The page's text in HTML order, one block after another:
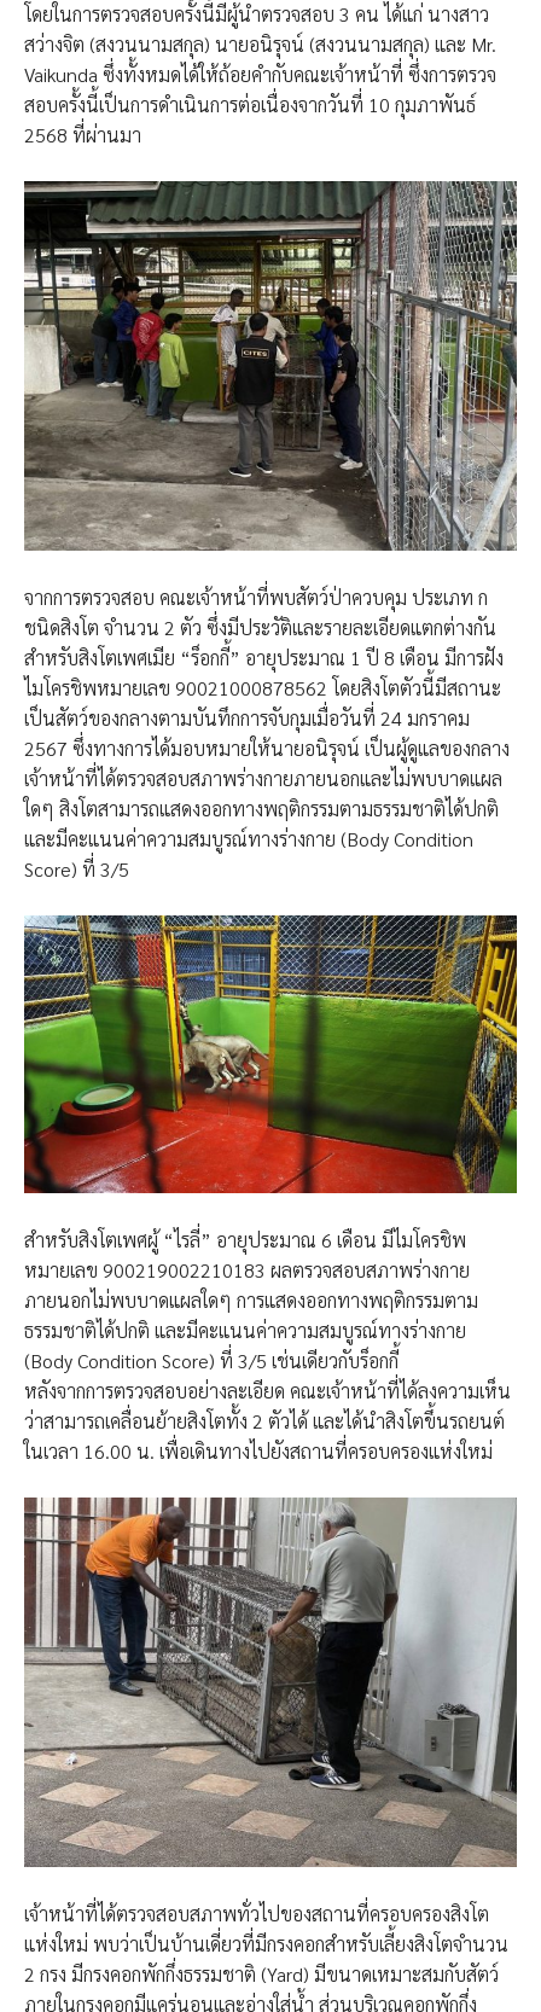
โดยในการตรวจสอบครั้งนี้มีผู้นำตรวจสอบ 3 คน ได้แก่ นางสาว
สว่างจิต (สงวนนามสกุล)​ นายอนิรุจน์ (สงวนนามสกุล)​ และ Mr.
Vaikunda ซึ่งทั้งหมดได้ให้ถ้อยคำกับคณะเจ้าหน้าที่ ซึ่งการตรวจ
สอบครั้งนี้เป็นการดำเนินการต่อเนื่องจากวันที่ 10 กุมภาพันธ์
2568 ที่ผ่านมา
จากการตรวจสอบ คณะเจ้าหน้าที่พบสัตว์ป่าควบคุม ประเภท ก
ชนิดสิงโต จำนวน 2 ตัว ซึ่งมีประวัติและรายละเอียดแตกต่างกัน​
สำหรับสิงโตเพศเมีย “ร็อกกี้” อายุประมาณ 1 ปี 8 เดือน มีการฝัง
ไมโครชิพหมายเลข 90021000878562 โดยสิงโตตัวนี้มีสถานะ
เป็นสัตว์ของกลางตามบันทึกการจับกุมเมื่อวันที่ 24 มกราคม
2567 ซึ่งทางการได้มอบหมายให้นายอนิรุจน์ เป็นผู้ดูแลของกลาง
เจ้าหน้าที่ได้ตรวจสอบสภาพร่างกายภายนอกและไม่พบบาดแผล
ใดๆ สิงโตสามารถแสดงออกทางพฤติกรรมตามธรรมชาติได้ปกติ
และมีคะแนนค่าความสมบูรณ์ทางร่างกาย (Body Condition
Score) ที่ 3/5
สำหรับสิงโตเพศผู้ “ไรลี่” อายุประมาณ 6 เดือน มีไมโครชิพ
หมายเลข 900219002210183 ผลตรวจสอบสภาพร่างกาย
ภายนอกไม่พบบาดแผลใดๆ การแสดงออกทางพฤติกรรมตาม
ธรรมชาติได้ปกติ และมีคะแนนค่าความสมบูรณ์ทางร่างกาย
(Body Condition Score) ที่ 3/5 เช่นเดียวกับร็อกกี้
หลังจากการตรวจสอบอย่างละเอียด คณะเจ้าหน้าที่ได้ลงความเห็น
ว่าสามารถเคลื่อนย้ายสิงโตทั้ง 2 ตัวได้ และได้นำสิงโตขึ้นรถยนต์
ในเวลา 16.00 น. เพื่อเดินทางไปยังสถานที่ครอบครองแห่งใหม่
เจ้าหน้าที่ได้ตรวจสอบสภาพทั่วไปของสถานที่ครอบครองสิงโต
แห่งใหม่ พบว่าเป็นบ้านเดี่ยวที่มีกรงคอกสำหรับเลี้ยงสิงโตจำนวน
2 กรง มีกรงคอกพักกึ่งธรรมชาติ (Yard) มีขนาดเหมาะสมกับสัตว์
ภายในกรงคอกมีแคร่นอนและอ่างใส่น้ำ ส่วนบริเวณคอกพักกึ่ง